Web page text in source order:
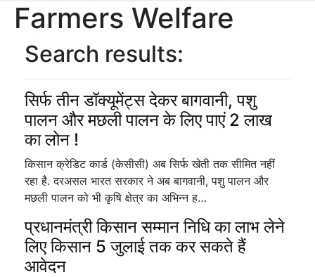
Farmers Welfare
Search results:
सिर्फ तीन डॉक्यूमेंट्स देकर बागवानी, पशु
पालन और मछली पालन के लिए पाएं 2 लाख
का लोन !
किसान क्रेडिट कार्ड (केसीसी) अब सिर्फ खेती तक सीमित नहीं
रहा है. दरअसल भारत सरकार ने अब बागवानी, पशु पालन और
मछली पालन को भी कृषि क्षेत्र का अभिन्न ह…
प्रधानमंत्री किसान सम्मान निधि का लाभ लेने
लिए किसान 5 जुलाई तक कर सकते हैं
आवेदन